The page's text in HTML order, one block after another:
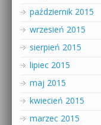
październik 2015
wrzesień 2015
sierpień 2015
lipiec 2015
maj 2015
kwiecień 2015
marzec 2015